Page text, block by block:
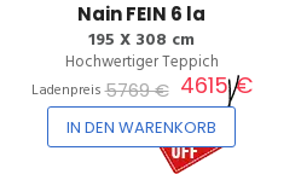
Nain FEIN 6 la
195 X 308 cm
Hochwertiger Teppich
Ladenpreis5769 € 4615 €
IN DEN WARENKORB
40%